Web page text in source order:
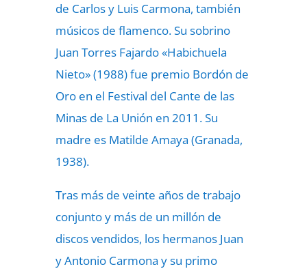
de Carlos y Luis Carmona, también
músicos de flamenco. Su sobrino
Juan Torres Fajardo «Habichuela
Nieto» (1988) fue premio Bordón de
Oro en el Festival del Cante de las
Minas de La Unión en 2011. Su
madre es Matilde Amaya (Granada,
1938).
Tras más de veinte años de trabajo
conjunto y más de un millón de
discos vendidos, los hermanos Juan
y Antonio Carmona y su primo